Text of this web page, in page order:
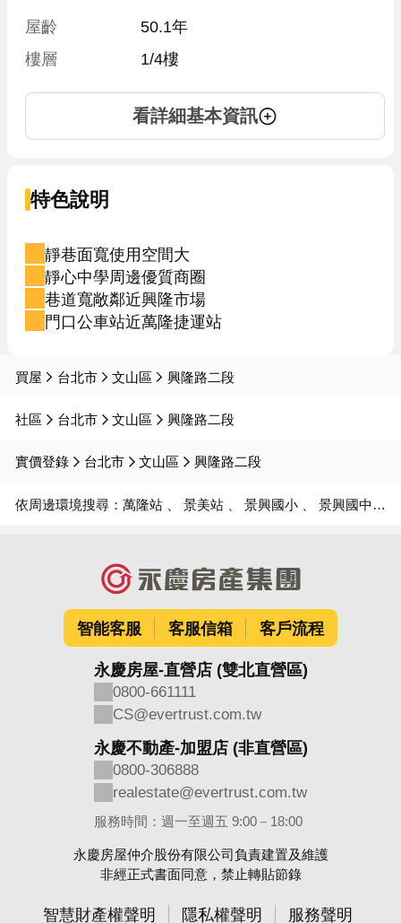
屋齡
50.1年
樓層
1/4樓
看詳細基本資訊
特色說明
靜巷面寬使用空間大
靜心中學周邊優質商圈
巷道寬敞鄰近興隆市場
門口公車站近萬隆捷運站
買屋 台北市 文山區 興隆路二段
社區 台北市 文山區 興隆路二段
實價登錄 台北市 文山區 興隆路二段
依周邊環境搜尋： 萬隆站 景美站 景興國小 景興國中
智能客服 客服信箱 客戶流程
永慶房屋-直營店 (雙北直營區)
0800-661111
CS@evertrust.com.tw
永慶不動產-加盟店 (非直營區)
0800-306888
realestate@evertrust.com.tw
服務時間：週一至週五 9:00－18:00
永慶房屋仲介股份有限公司負責建置及維護
非經正式書面同意，禁止轉貼節錄
智慧財產權聲明 隱私權聲明 服務聲明